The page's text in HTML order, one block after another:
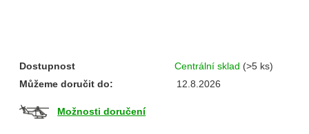
Dostupnost Centrální sklad (>5 ks)
Můžeme doručit do:
12.8.2026
Možnosti doručení